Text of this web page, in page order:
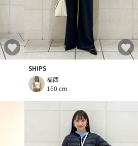
SHIPS
福西
160 cm